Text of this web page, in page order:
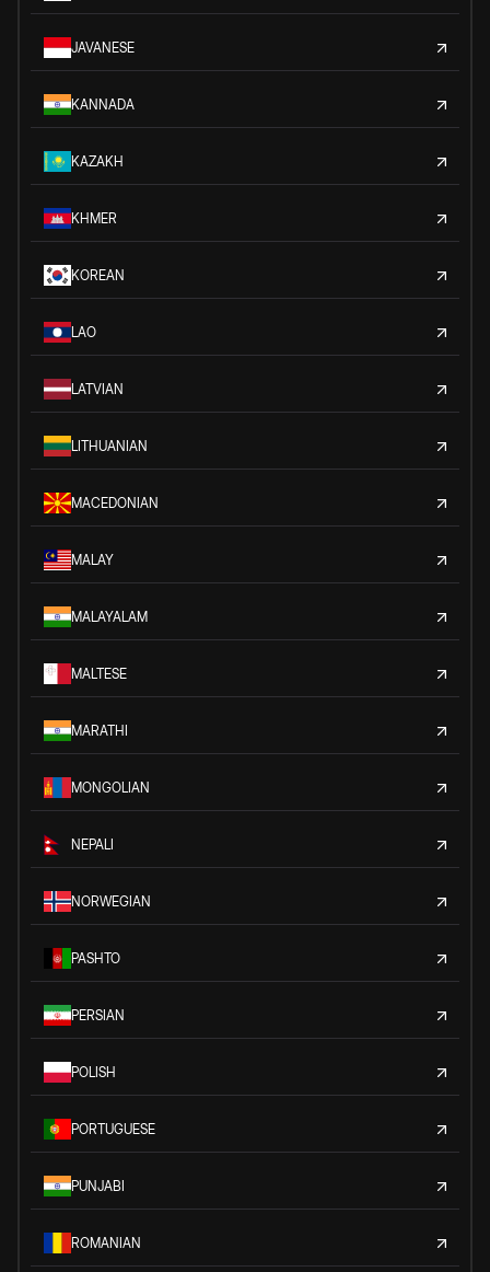
JAVANESE
KANNADA
KAZAKH
KHMER
KOREAN
LAO
LATVIAN
LITHUANIAN
MACEDONIAN
MALAY
MALAYALAM
MALTESE
MARATHI
MONGOLIAN
NEPALI
NORWEGIAN
PASHTO
PERSIAN
POLISH
PORTUGUESE
PUNJABI
ROMANIAN